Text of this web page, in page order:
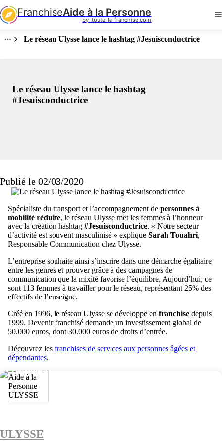
FranchiseAide à la Personne
by  toute-la-franchise.com
Le réseau Ulysse lance le hashtag #Jesuisconductrice
Le réseau Ulysse lance le hashtag
#Jesuisconductrice
Publié le 02/03/2020
Spécialiste du transport et l’accompagnement de personnes à
mobilité réduite, le réseau Ulysse met les femmes à l’honneur
avec la création hashtag #Jesuisconductrice. « Notre secteur
d’activité est souvent masculinisé » explique Sarah Touahri,
Responsable Communication chez Ulysse.
L’entreprise souhaite ainsi s’inscrire dans une démarche égalitaire
entre les genres et prouver grâce à des campagnes de
communication que la mixité favorise l’équilibre. Aujourd’hui, ce
sont 113 femmes à travailler pour le réseau, représentant 25% des
effectifs de l’enseigne.
Créé en 1996, le réseau Ulysse se développe en franchise depuis
1999. Devenir franchisé demande un investissement global de
50.000 euros, dont 30.000 euros de droits d’entrée.
Découvrez les franchises de services aux personnes âgées et
dépendantes.
ULYSSE